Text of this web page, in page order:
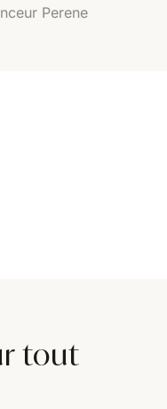
Perene
tout